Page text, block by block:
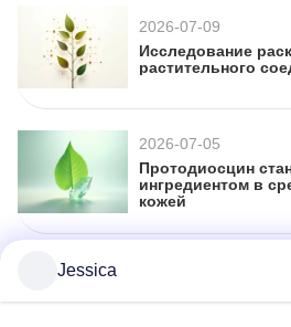
2026-07-09
Исследование
растительного
2026-07-05
Протодиосцин
ингредиентом в
кожей
Протодиосцин
Jessica